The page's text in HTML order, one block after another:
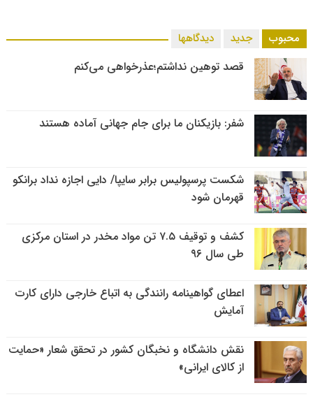
محبوب جدید دیدگاهها
قصد توهین نداشتم؛عذرخواهی می‌کنم
شفر: بازیکنان ما برای جام جهانی آماده هستند
شکست پرسپولیس برابر سایپا/ دایی اجازه نداد برانکو
قهرمان شود
کشف و توقیف ۷.۵ تن مواد مخدر در استان مرکزی
طی سال ۹۶
اعطای گواهینامه رانندگی به اتباع خارجی دارای کارت
آمایش
نقش دانشگاه و نخبگان کشور در تحقق شعار «حمایت
از کالای ایرانی»